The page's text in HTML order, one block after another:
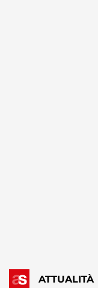
ATTUALITÀ